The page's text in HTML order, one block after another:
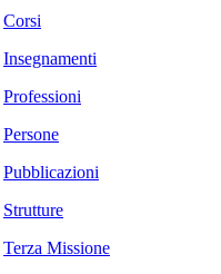
Corsi
Insegnamenti
Professioni
Persone
Pubblicazioni
Strutture
Terza Missione